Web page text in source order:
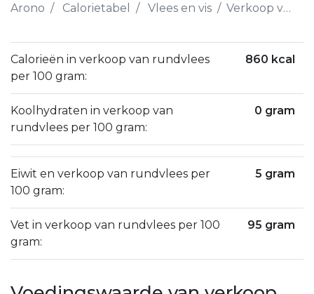
Arono Calorietabel Vlees en vis Verkoop van rundvlees
Calorieën in verkoop van rundvlees
per 100 gram:
860 kcal
Koolhydraten in verkoop van
rundvlees per 100 gram:
0 gram
Eiwit en verkoop van rundvlees per
100 gram:
5 gram
Vet in verkoop van rundvlees per 100
gram:
95 gram